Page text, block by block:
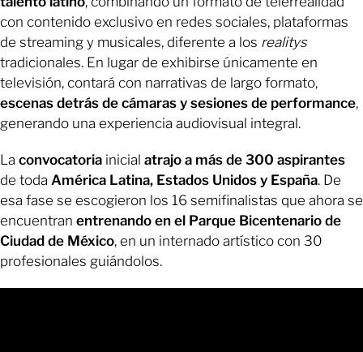
con contenido exclusivo en redes sociales, plataformas
de streaming y musicales, diferente a los realitys
tradicionales. En lugar de exhibirse únicamente en
televisión, contará con narrativas de largo formato,
escenas detrás de cámaras y sesiones de performance,
generando una experiencia audiovisual integral.
La convocatoria inicial atrajo a más de 300 aspirantes
de toda América Latina, Estados Unidos y España. De
esa fase se escogieron los 16 semifinalistas que ahora se
encuentran entrenando en el Parque Bicentenario de
Ciudad de México, en un internado artístico con 30
profesionales guiándolos.